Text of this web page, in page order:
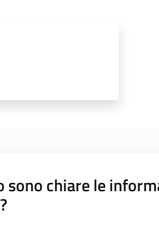
sono chiare le